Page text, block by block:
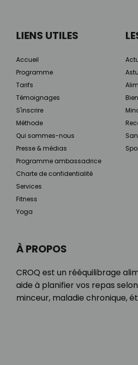
À PROPOS
CROQ est un rééquilibrage
aide à planifier vos repas
minceur, maladie chronique,
LIENS UTILES
Accueil
Programme
Tarifs
Témoignages
S'inscrire
Méthode
Qui sommes-nous
Presse & médias
Programme ambassadrice
Charte de confidentialité
Services
Fitness
Yoga